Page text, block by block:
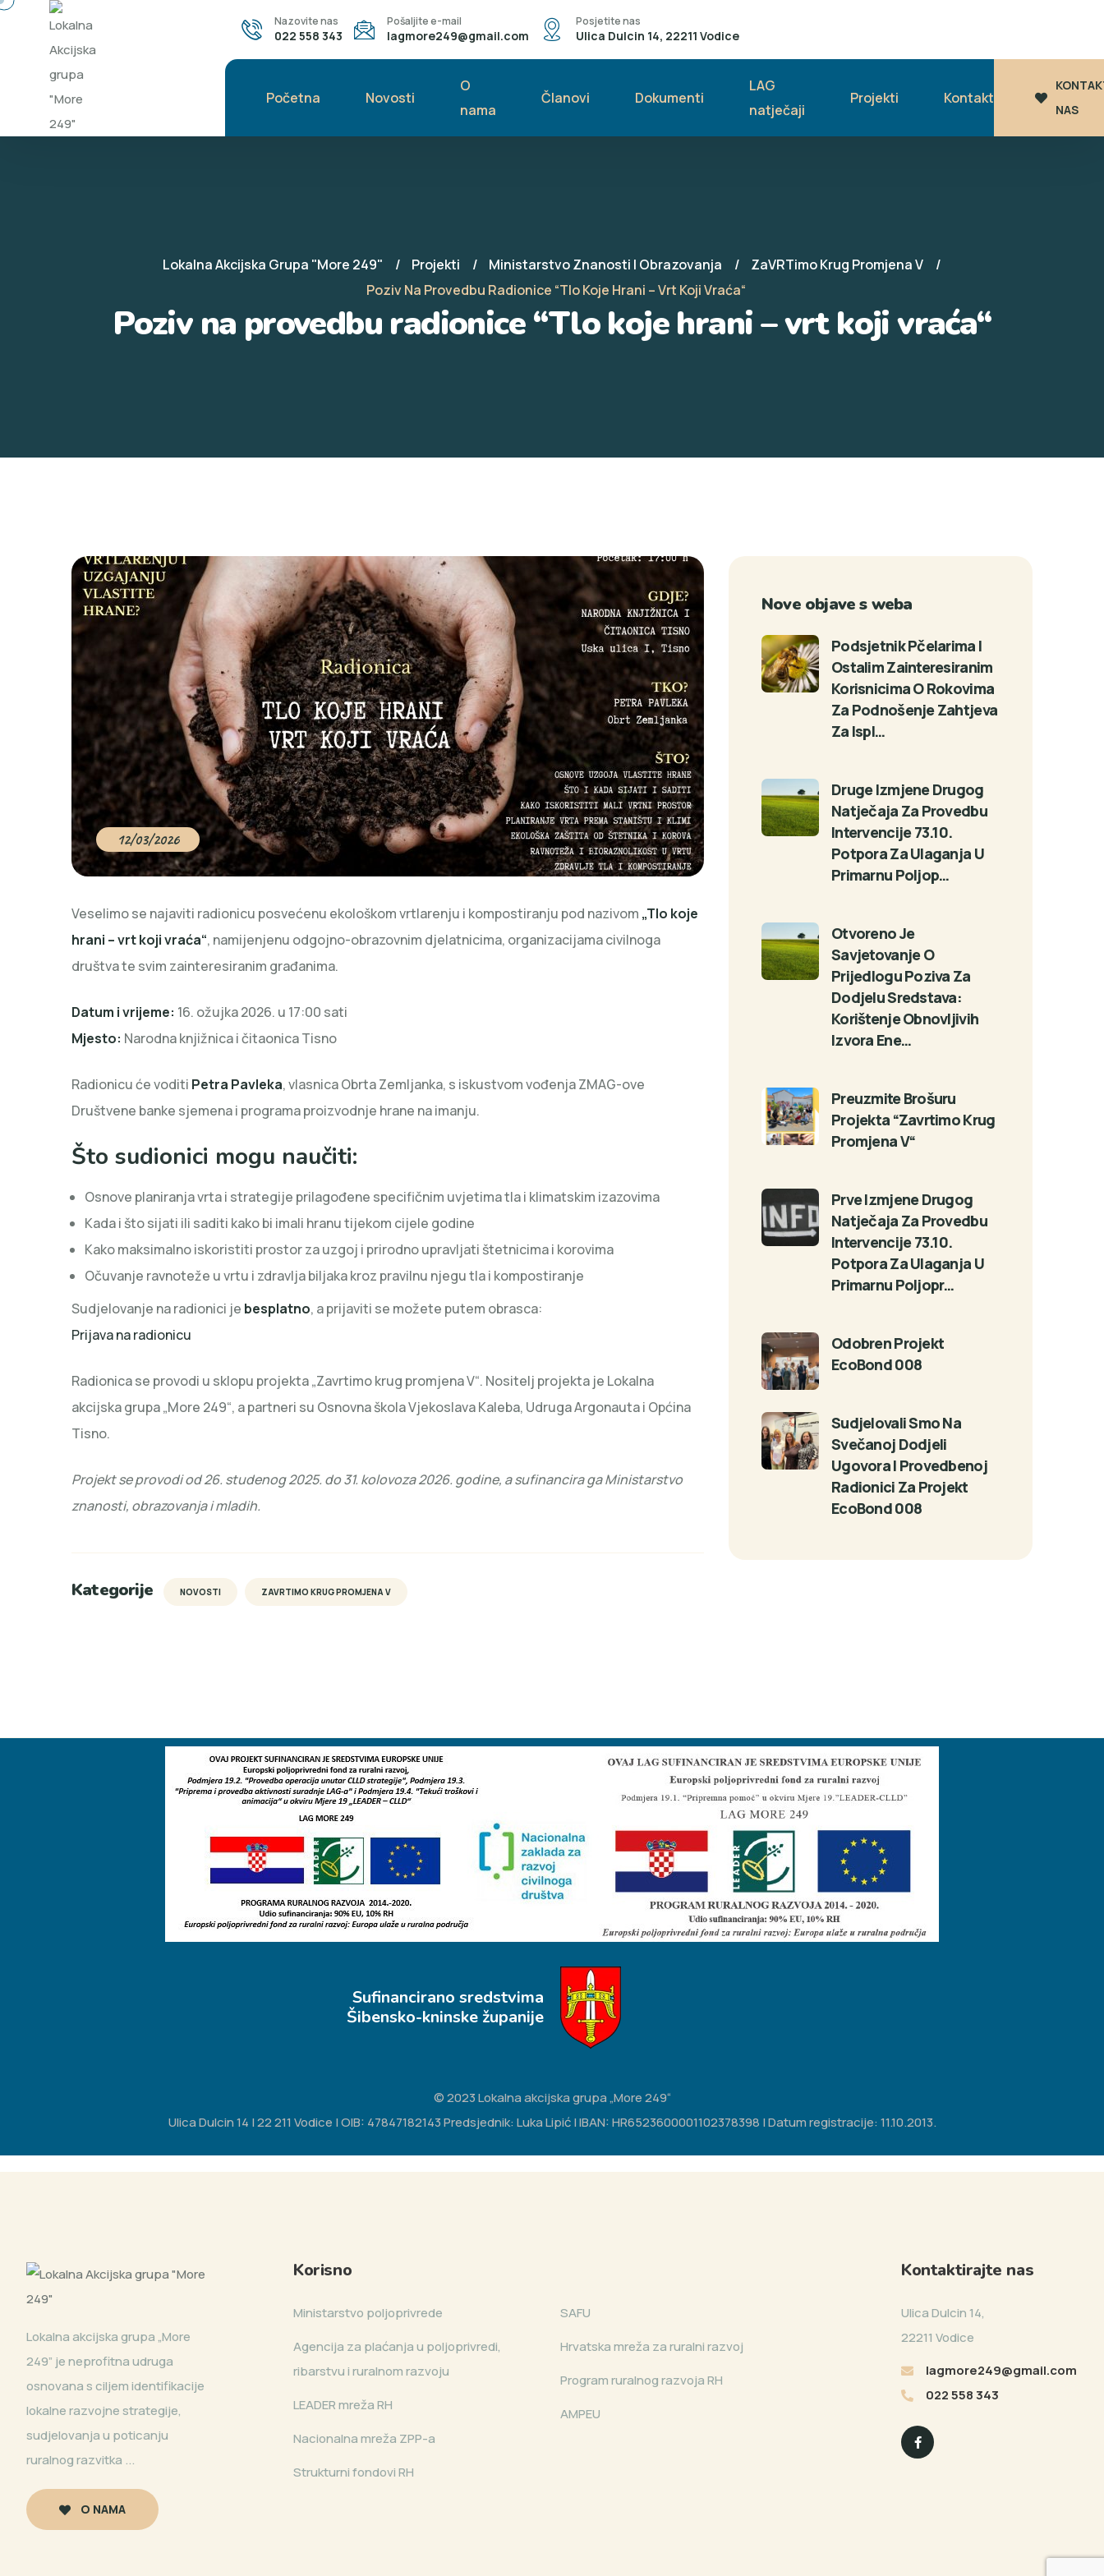
Nazovite nas
022 558 343
Pošaljite e-mail
lagmore249@gmail.com
Posjetite nas
Ulica Dulcin 14, 22211 Vodice
Početna Novosti
O
nama
Članovi Dokumenti
LAG
natječaji
Projekti Kontakt
NAS
Lokalna Akcijska Grupa "More 249" Projekti Ministarstvo Znanosti I Obrazovanja
ZaVRTimo Krug Promjena V
Poziv Na Provedbu Radionice “Tlo Koje Hrani – Vrt Koji Vraća“
Poziv na provedbu radionice “Tlo koje hrani – vrt koji vraća“
12/03/2026
Veselimo se najaviti radionicu posvećenu ekološkom vrtlarenju i kompostiranju pod nazivom „Tlo koje
hrani – vrt koji vraća“, namijenjenu odgojno-obrazovnim djelatnicima, organizacijama civilnoga
društva te svim zainteresiranim građanima.
Datum i vrijeme: 16. ožujka 2026. u 17:00 sati
Mjesto: Narodna knjižnica i čitaonica Tisno
Radionicu će voditi Petra Pavleka, vlasnica Obrta Zemljanka, s iskustvom vođenja ZMAG-ove
Društvene banke sjemena i programa proizvodnje hrane na imanju.
Što sudionici mogu naučiti:
Osnove planiranja vrta i strategije prilagođene specifičnim uvjetima tla i klimatskim izazovima
Kada i što sijati ili saditi kako bi imali hranu tijekom cijele godine
Kako maksimalno iskoristiti prostor za uzgoj i prirodno upravljati štetnicima i korovima
Očuvanje ravnoteže u vrtu i zdravlja biljaka kroz pravilnu njegu tla i kompostiranje
Sudjelovanje na radionici je besplatno, a prijaviti se možete putem obrasca:
Prijava na radionicu
Radionica se provodi u sklopu projekta „Zavrtimo krug promjena V“. Nositelj projekta je Lokalna
akcijska grupa „More 249“, a partneri su Osnovna škola Vjekoslava Kaleba, Udruga Argonauta i Općina
Tisno.
Projekt se provodi od 26. studenog 2025. do 31. kolovoza 2026. godine, a sufinancira ga Ministarstvo
znanosti, obrazovanja i mladih.
Kategorije NOVOSTI ZAVRTIMO KRUG PROMJENA V
Nove objave s weba
Podsjetnik Pčelarima I
Ostalim Zainteresiranim
Korisnicima O Rokovima
Za Podnošenje Zahtjeva
Za Ispl…
Druge Izmjene Drugog
Natječaja Za Provedbu
Intervencije 73.10.
Potpora Za Ulaganja U
Primarnu Poljop…
Otvoreno Je
Savjetovanje O
Prijedlogu Poziva Za
Dodjelu Sredstava:
Korištenje Obnovljivih
Izvora Ene…
Preuzmite Brošuru
Projekta “Zavrtimo Krug
Promjena V“
Prve Izmjene Drugog
Natječaja Za Provedbu
Intervencije 73.10.
Potpora Za Ulaganja U
Primarnu Poljopr…
Odobren Projekt
EcoBond 008
Sudjelovali Smo Na
Svečanoj Dodjeli
Ugovora I Provedbenoj
Radionici Za Projekt
EcoBond 008
Sufinancirano sredstvima
Šibensko-kninske županije
© 2023 Lokalna akcijska grupa „More 249“
Ulica Dulcin 14 | 22 211 Vodice | OIB: 47847182143 Predsjednik: Luka Lipić | IBAN: HR6523600001102378398 | Datum registracije: 11.10.2013.
Lokalna akcijska grupa „More
249” je neprofitna udruga
osnovana s ciljem identifikacije
lokalne razvojne strategije,
sudjelovanja u poticanju
ruralnog razvitka ...
O NAMA
Korisno
Ministarstvo poljoprivrede
Agencija za plaćanja u poljoprivredi,
ribarstvu i ruralnom razvoju
LEADER mreža RH
Nacionalna mreža ZPP-a
Strukturni fondovi RH
SAFU
Hrvatska mreža za ruralni razvoj
Program ruralnog razvoja RH
AMPEU
Kontaktirajte nas
Ulica Dulcin 14,
22211 Vodice
lagmore249@gmail.com
022 558 343